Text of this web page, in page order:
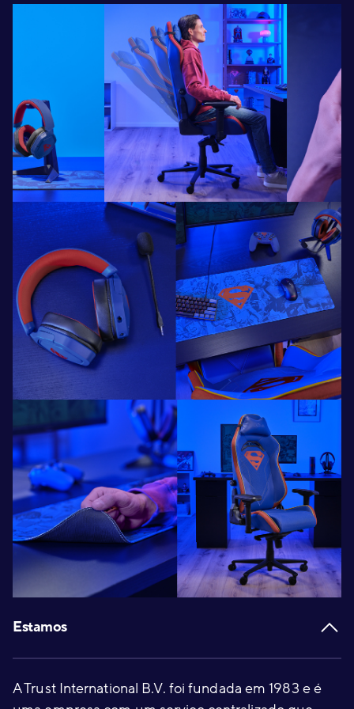
Footer
Estamos
A Trust International B.V. foi fundada em 1983 e é